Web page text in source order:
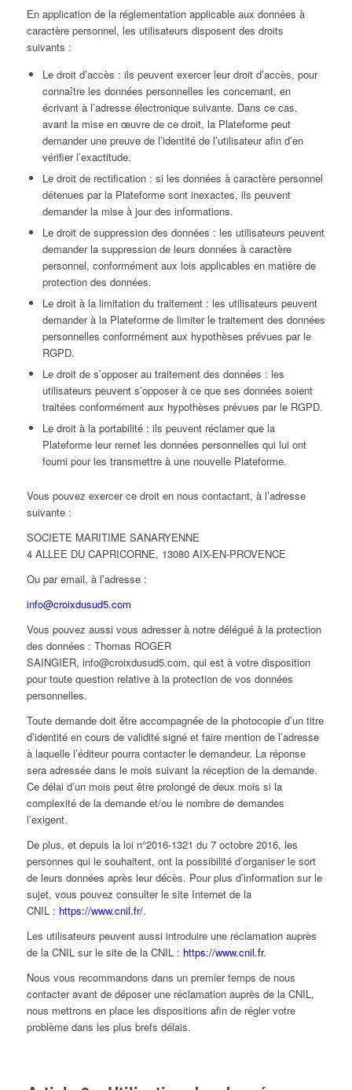
En application de la réglementation applicable aux données à
caractère personnel, les utilisateurs disposent des droits
suivants :
Le droit d’accès : ils peuvent exercer leur droit d’accès, pour
connaître les données personnelles les concernant, en
écrivant à l’adresse électronique suivante. Dans ce cas,
avant la mise en œuvre de ce droit, la Plateforme peut
demander une preuve de l’identité de l’utilisateur afin d’en
vérifier l’exactitude.
Le droit de rectification : si les données à caractère personnel
détenues par la Plateforme sont inexactes, ils peuvent
demander la mise à jour des informations.
Le droit de suppression des données : les utilisateurs peuvent
demander la suppression de leurs données à caractère
personnel, conformément aux lois applicables en matière de
protection des données.
Le droit à la limitation du traitement : les utilisateurs peuvent
demander à la Plateforme de limiter le traitement des données
personnelles conformément aux hypothèses prévues par le
RGPD.
Le droit de s’opposer au traitement des données : les
utilisateurs peuvent s’opposer à ce que ses données soient
traitées conformément aux hypothèses prévues par le RGPD.
Le droit à la portabilité : ils peuvent réclamer que la
Plateforme leur remet les données personnelles qui lui ont
fourni pour les transmettre à une nouvelle Plateforme.
Vous pouvez exercer ce droit en nous contactant, à l’adresse
suivante :
SOCIETE MARITIME SANARYENNE
4 ALLEE DU CAPRICORNE, 13080 AIX-EN-PROVENCE
Ou par email, à l’adresse :
info@croixdusud5.com
Vous pouvez aussi vous adresser à notre délégué à la protection
des données : Thomas ROGER
SAINGIER, info@croixdusud5.com, qui est à votre disposition
pour toute question relative à la protection de vos données
personnelles.
Toute demande doit être accompagnée de la photocopie d’un titre
d’identité en cours de validité signé et faire mention de l’adresse
à laquelle l’éditeur pourra contacter le demandeur. La réponse
sera adressée dans le mois suivant la réception de la demande.
Ce délai d’un mois peut être prolongé de deux mois si la
complexité de la demande et/ou le nombre de demandes
l’exigent.
De plus, et depuis la loi n°2016-1321 du 7 octobre 2016, les
personnes qui le souhaitent, ont la possibilité d’organiser le sort
de leurs données après leur décès. Pour plus d’information sur le
sujet, vous pouvez consulter le site Internet de la
CNIL : https://www.cnil.fr/.
Les utilisateurs peuvent aussi introduire une réclamation auprès
de la CNIL sur le site de la CNIL : https://www.cnil.fr.
Nous vous recommandons dans un premier temps de nous
contacter avant de déposer une réclamation auprès de la CNIL,
nous mettrons en place les dispositions afin de régler votre
problème dans les plus brefs délais.